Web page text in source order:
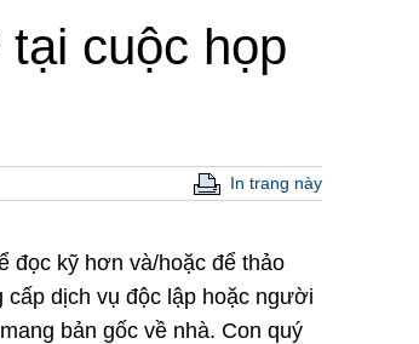
cuộc họp
In trang này
đọc kỹ hơn và/hoặc để thảo
dịch vụ độc lập hoặc người
bản gốc về nhà. Con quý